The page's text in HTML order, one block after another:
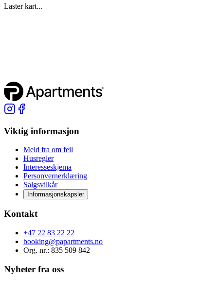
Laster kart...
Viktig informasjon
Meld fra om feil
Husregler
Interesseskjema
Personvernerklæring
Salgsvilkår
Informasjonskapsler
Kontakt
+47 22 83 22 22
booking@papartments.no
Org. nr.: 835 509 842
Nyheter fra oss